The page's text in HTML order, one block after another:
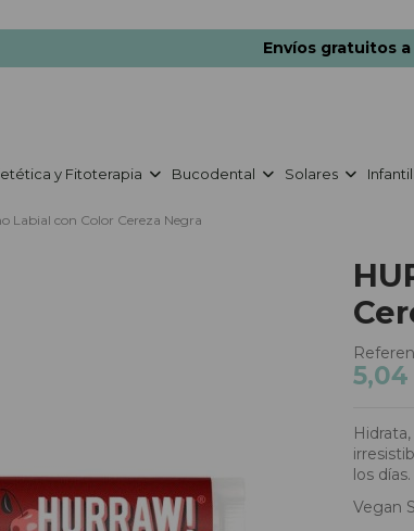
Envíos gratuitos
y Fitoterapia Bucodental Solares Infantil
Labial con Color Cereza Negra
los días.
Vegan